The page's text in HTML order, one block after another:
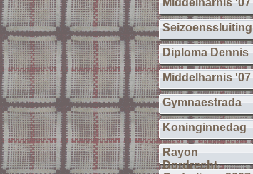
Middelharnis '07
Seizoenssluiting
Diploma Dennis
Middelharnis '07
Gymnaestrada
Koninginnedag
Rayon
Dordrecht